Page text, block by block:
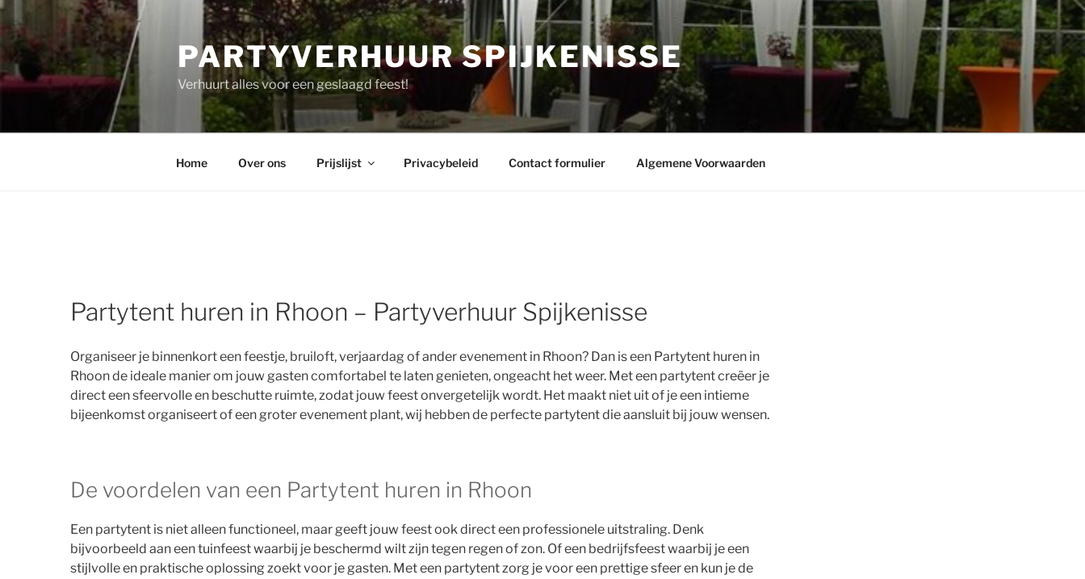
PARTYVERHUUR SPIJKENISSE
Verhuurt alles voor een geslaagd feest!
Home Over ons Prijslijst Privacybeleid Contact formulier Algemene Voorwaarden
Partytent huren in Rhoon – Partyverhuur Spijkenisse
Organiseer je binnenkort een feestje, bruiloft, verjaardag of ander evenement in Rhoon? Dan is een Partytent huren in
Rhoon de ideale manier om jouw gasten comfortabel te laten genieten, ongeacht het weer. Met een partytent creëer je
direct een sfeervolle en beschutte ruimte, zodat jouw feest onvergetelijk wordt. Het maakt niet uit of je een intieme
bijeenkomst organiseert of een groter evenement plant, wij hebben de perfecte partytent die aansluit bij jouw wensen.
De voordelen van een Partytent huren in Rhoon
Een partytent is niet alleen functioneel, maar geeft jouw feest ook direct een professionele uitstraling. Denk
bijvoorbeeld aan een tuinfeest waarbij je beschermd wilt zijn tegen regen of zon. Of een bedrijfsfeest waarbij je een
stijlvolle en praktische oplossing zoekt voor je gasten. Met een partytent zorg je voor een prettige sfeer en kun je de